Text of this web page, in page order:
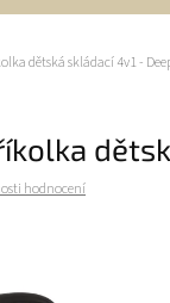
dětská skládací 4v1 -
hodnocení